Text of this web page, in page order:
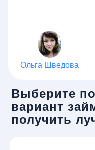
Ольга Шведова
Выберите
вариант
получить